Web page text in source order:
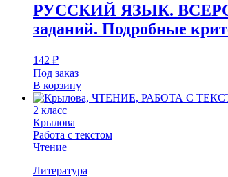
РУССКИЙ ЯЗЫК.
заданий. Подробные
142 ₽
Под заказ
В корзину
2 класс
Крылова
Работа с текстом
Чтение
Литература